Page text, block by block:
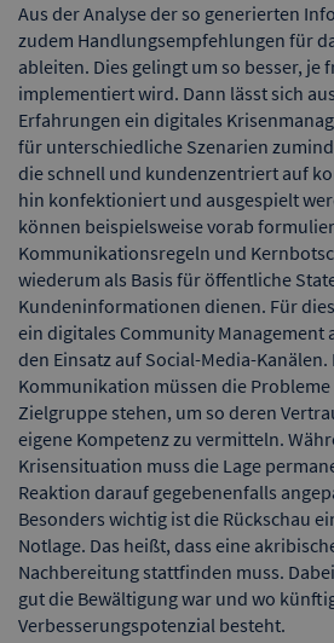
Aus der Analyse der so generierten
zudem Handlungsempfehlungen für
ableiten. Dies gelingt um so besser, je
implementiert wird. Dann lässt sich
Erfahrungen ein digitales
für unterschiedliche Szenarien
die schnell und kundenzentriert auf
hin konfektioniert und ausgespielt
können beispielsweise vorab
Kommunikationsregeln und
wiederum als Basis für öffentliche
Kundeninformationen dienen. Für
ein digitales Community Management
den Einsatz auf Social-Media-Kanälen.
Kommunikation müssen die
Zielgruppe stehen, um so deren
eigene Kompetenz zu vermitteln.
Krisensituation muss die Lage
Reaktion darauf gegebenenfalls
Besonders wichtig ist die Rückschau
Notlage. Das heißt, dass eine
Nachbereitung stattfinden muss.
gut die Bewältigung war und wo
Verbesserungspotenzial besteht.